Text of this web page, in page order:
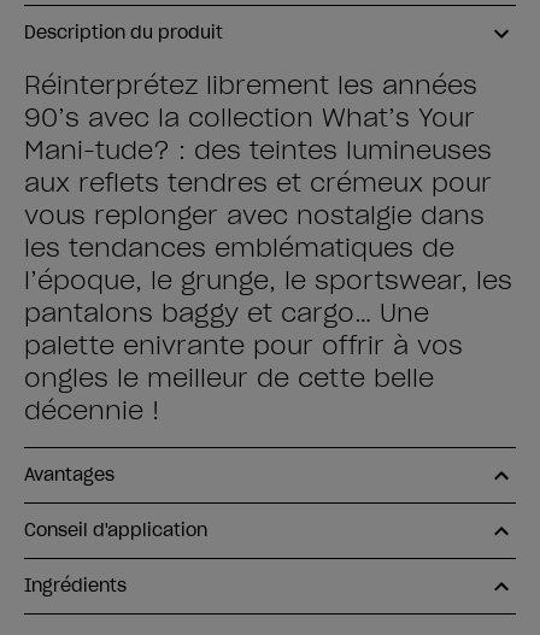
Description du produit
Réinterprétez librement les années
90’s avec la collection What’s Your
Mani-tude? : des teintes lumineuses
aux reflets tendres et crémeux pour
vous replonger avec nostalgie dans
les tendances emblématiques de
l’époque, le grunge, le sportswear, les
pantalons baggy et cargo… Une
palette enivrante pour offrir à vos
ongles le meilleur de cette belle
décennie !
Avantages
Conseil d'application
Ingrédients